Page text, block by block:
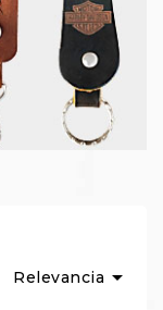
Relevancia 